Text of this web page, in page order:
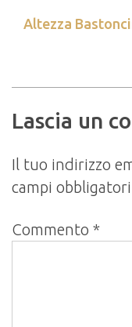
Altezza
Lascia un
Il tuo indirizzo
campi
Commento *